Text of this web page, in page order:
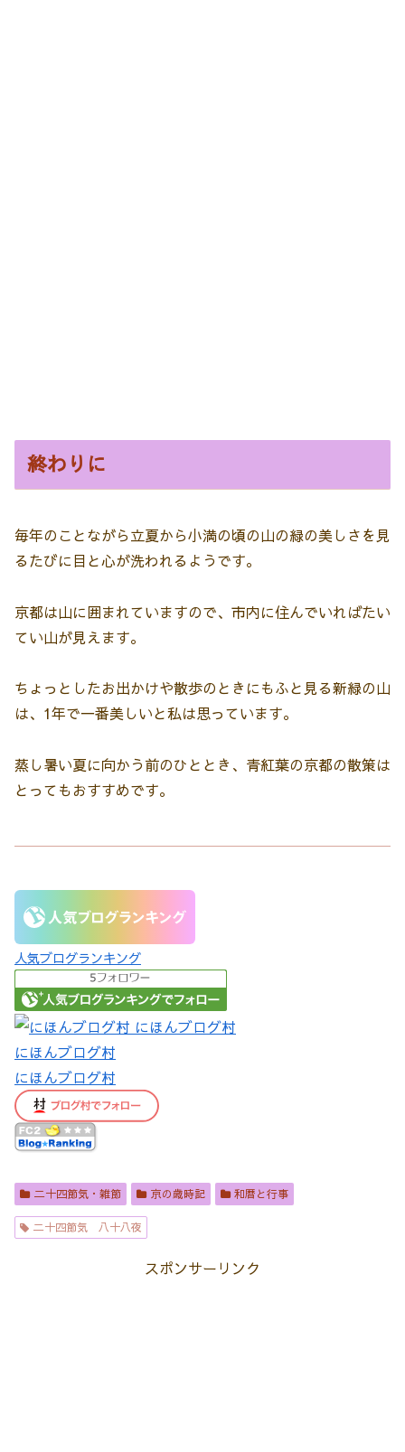
終わりに
毎年のことながら立夏から小満の頃の山の緑の美しさを見
るたびに目と心が洗われるようです。
京都は山に囲まれていますので、市内に住んでいればたい
てい山が見えます。
ちょっとしたお出かけや散歩のときにもふと見る新緑の山
は、1年で一番美しいと私は思っています。
蒸し暑い夏に向かう前のひととき、青紅葉の京都の散策は
とってもおすすめです。
人気ブログランキング
にほんブログ村
にほんブログ村
二十四節気・雑節 京の歳時記 和暦と行事
二十四節気 八十八夜
スポンサーリンク